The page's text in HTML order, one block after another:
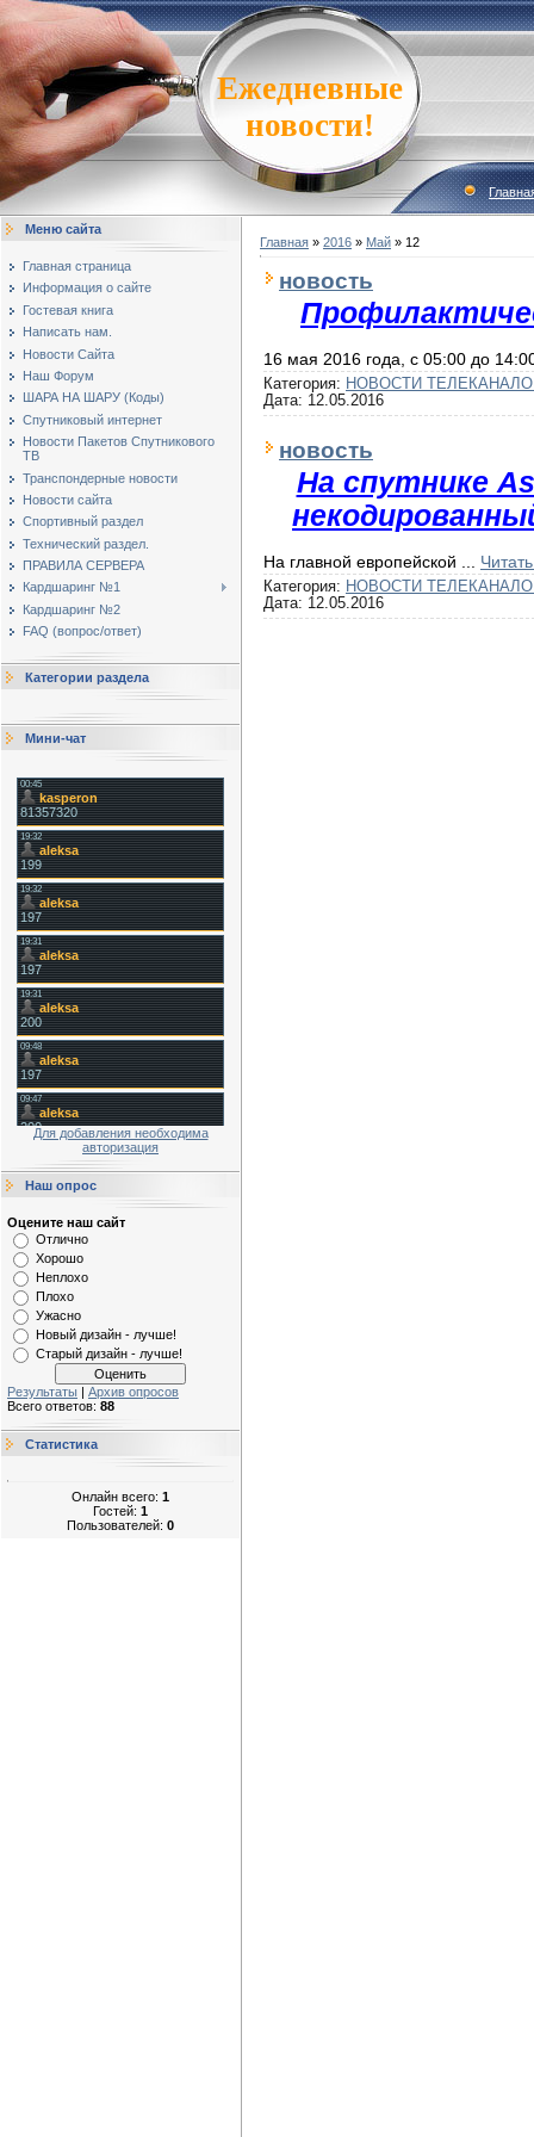
Ежедневные
новости!
Меню сайта
Главная страница
Информация о сайте
Гостевая книга
Написать нам.
Новости Сайта
Наш Форум
ШАРА НА ШАРУ (Коды)
Спутниковый интернет
Новости Пакетов Спутникового
ТВ
Транспондерные новости
Новости сайта
Спортивный раздел
Технический раздел.
ПРАВИЛА СЕРВЕРА
Кардшаринг №1
Кардшаринг №2
FAQ (вопрос/ответ)
Категории раздела
Мини-чат
Для добавления необходима
авторизация
Наш опрос
Оцените наш сайт
Отлично
Хорошо
Неплохо
Плохо
Ужасно
Новый дизайн - лучше!
Старый дизайн - лучше!
Результаты | Архив опросов
Всего ответов: 88
Статистика
Онлайн всего: 1
Гостей: 1
Пользователей: 0
Главная » 2016 » Май » 12
новость
16 мая 2016 года, c 05:00 до
Категория: НОВОСТИ
Дата: 12.05.2016
новость
На спутнике
На главной европейской
Категория: НОВОСТИ
Дата: 12.05.2016